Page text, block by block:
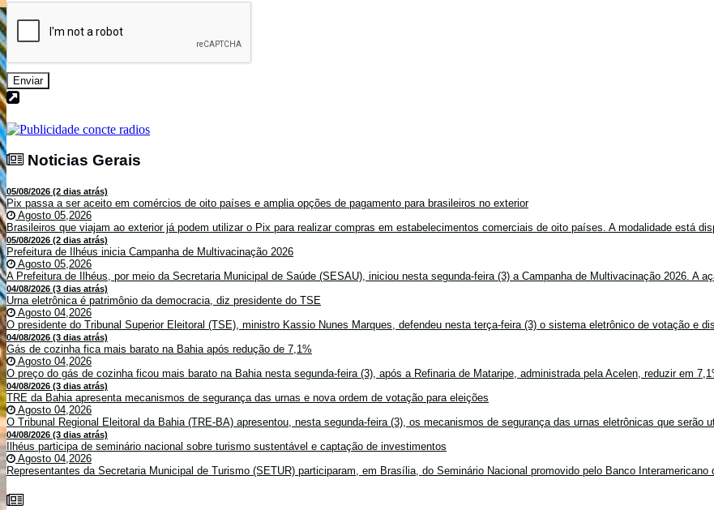
Enviar
Noticias Gerais
05/08/2026 (2 dias atrás)
Pix passa a ser aceito em comércios de oito países e amplia opções de pagamento para brasileiros no exterior
Agosto 05,2026
Brasileiros que viajam ao exterior já podem utilizar o Pix para realizar compras em estabelecimentos comerciais de oito países. A modalidade está
05/08/2026 (2 dias atrás)
Prefeitura de Ilhéus inicia Campanha de Multivacinação 2026
Agosto 05,2026
A Prefeitura de Ilhéus, por meio da Secretaria Municipal de Saúde (SESAU), iniciou nesta segunda-feira (3) a Campanha de Multivacinação 2026. A
04/08/2026 (3 dias atrás)
Urna eletrônica é patrimônio da democracia, diz presidente do TSE
Agosto 04,2026
O presidente do Tribunal Superior Eleitoral (TSE), ministro Kassio Nunes Marques, defendeu nesta terça-feira (3) o sistema eletrônico de votação e
04/08/2026 (3 dias atrás)
Gás de cozinha fica mais barato na Bahia após redução de 7,1%
Agosto 04,2026
O preço do gás de cozinha ficou mais barato na Bahia nesta segunda-feira (3), após a Refinaria de Mataripe, administrada pela Acelen, reduzir em
04/08/2026 (3 dias atrás)
TRE da Bahia apresenta mecanismos de segurança das urnas e nova ordem de votação para eleições
Agosto 04,2026
O Tribunal Regional Eleitoral da Bahia (TRE-BA) apresentou, nesta segunda-feira (3), os mecanismos de segurança das urnas eletrônicas que serão
04/08/2026 (3 dias atrás)
Ilhéus participa de seminário nacional sobre turismo sustentável e captação de investimentos
Agosto 04,2026
Representantes da Secretaria Municipal de Turismo (SETUR) participaram, em Brasília, do Seminário Nacional promovido pelo Banco